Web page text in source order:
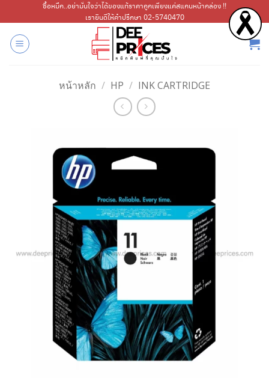
ไป
เนื้อหา
ซื้อหมึก..อย่ามั่นใจว่าได้ของแท้ราคาถูกเพียงแค่สแกนหน้ากล่อง !!
เรายินดีให้คำปรึกษา 02-5740470
หน้าหลัก / HP / INK CARTRIDGE